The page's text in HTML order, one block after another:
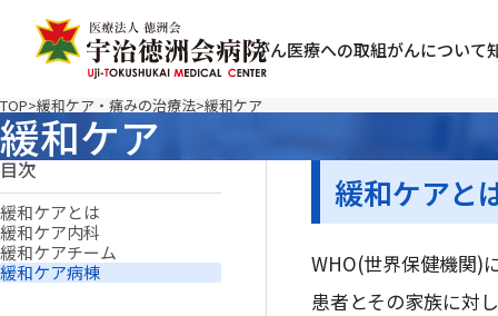
がん医療への取組がんについて
TOP 緩和ケア・痛みの治療法 緩和ケア
緩和ケア
目次
緩和ケアとは
緩和ケア内科
緩和ケアチーム
緩和ケア病棟
緩和ケアと
WHO(世界保健機関)
患者とその家族に対